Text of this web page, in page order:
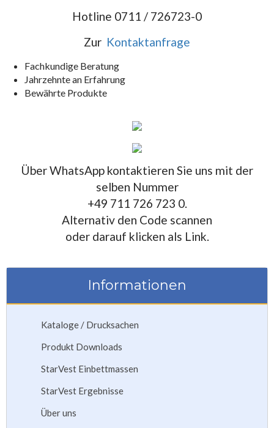
Hotline 0711 / 726723-0
Zur Kontaktanfrage
Fachkundige Beratung
Jahrzehnte an Erfahrung
Bewährte Produkte
Über WhatsApp kontaktieren Sie uns mit der
selben Nummer
+49 711 726 723 0.
Alternativ den Code scannen
oder darauf klicken als Link.
Informationen
Kataloge / Drucksachen
Produkt Downloads
StarVest Einbettmassen
StarVest Ergebnisse
Über uns